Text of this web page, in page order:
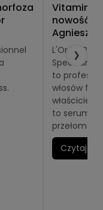
❯
Vitamino
nowość
Agnieszkę
L'Oréal
Spectrum
to
włosów
to serum na
przełom w
Czytaj